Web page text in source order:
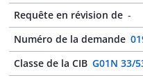
Requête en révision de -
Numéro de la demande
Classe de la CIB G01N 33/